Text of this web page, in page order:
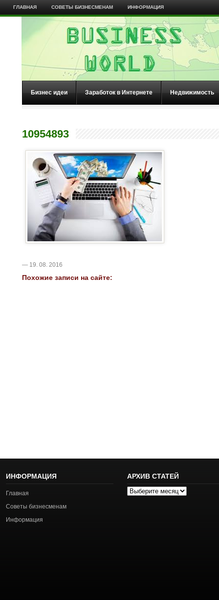
ГЛАВНАЯ СОВЕТЫ БИЗНЕСМЕНАМ ИНФОРМАЦИЯ
Бизнес идеи Заработок в Интернете Недвижимость
10954893
— 19. 08. 2016
Похожие записи на сайте:
ИНФОРМАЦИЯ
Главная
Советы бизнесменам
Информация
АРХИВ СТАТЕЙ
Архив